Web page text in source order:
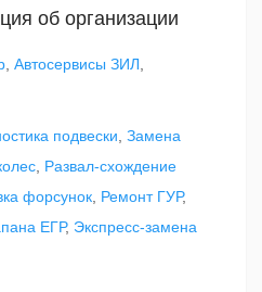
об организации
Автосервисы ЗИЛ
подвески Замена
Развал-схождение
форсунок Ремонт ГУР,
ЕГР, Экспресс-замена